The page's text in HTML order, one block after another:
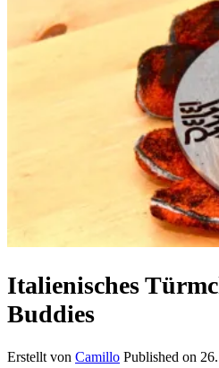
Italienisches
Buddies
Erstellt von Camillo Published on